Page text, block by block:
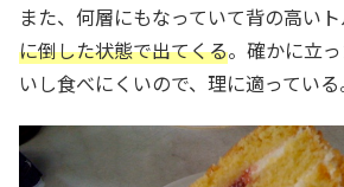
また、何層にもなっていて背の高い
に倒した状態で出てくる。確かに立
いし食べにくいので、理に適っている